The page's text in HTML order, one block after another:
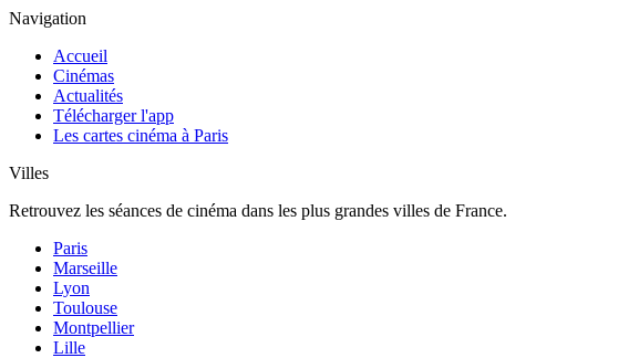
Navigation
Accueil
Cinémas
Actualités
Télécharger l'app
Les cartes cinéma à Paris
Villes
Retrouvez les séances de cinéma dans les plus grandes villes de France.
Paris
Marseille
Lyon
Toulouse
Montpellier
Lille